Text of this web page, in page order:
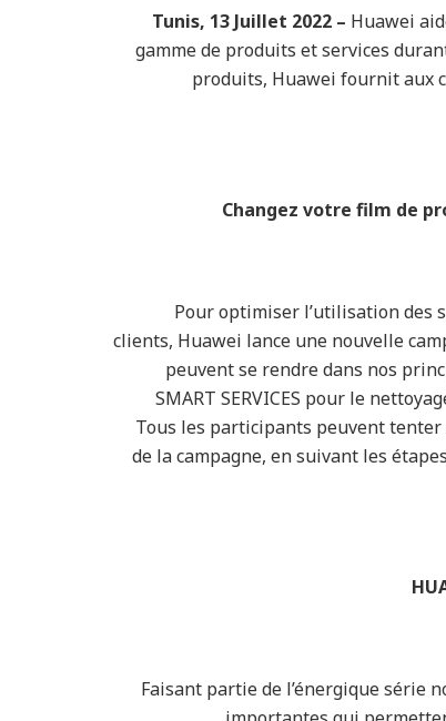
Tunis, 13 Juillet 2022 – Huawei
gamme de produits et services
produits, Huawei fournit aux
Changez votre film de
Pour optimiser l’utilisation des
clients, Huawei lance une nouvelle
peuvent se rendre dans nos
SMART SERVICES pour le
Tous les participants peuvent tenter
de la campagne, en suivant les
Faisant partie de l’énergique série